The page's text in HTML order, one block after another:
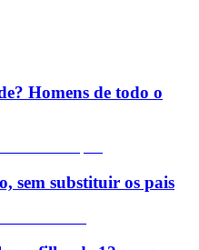
Homens de todo o
sem substituir os pais